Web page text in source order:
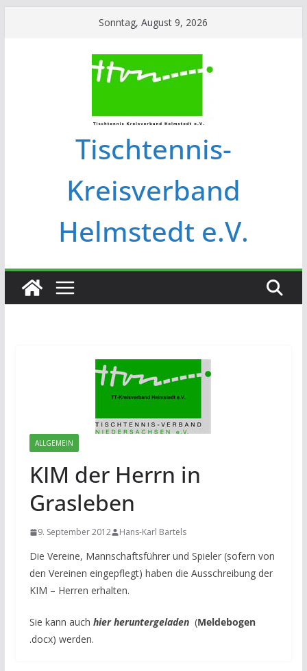
Sonntag, August 9, 2026
Tischtennis-
Kreisverband
Helmstedt e.V.
ALLGEMEIN
KIM der Herrn in
Grasleben
9. September 2012 Hans-Karl Bartels
Die Vereine, Mannschaftsführer und Spieler (sofern von
den Vereinen eingepflegt) haben die Ausschreibung der
KIM – Herren erhalten.
Sie kann auch hier heruntergeladen(Meldebogen
.docx) werden.